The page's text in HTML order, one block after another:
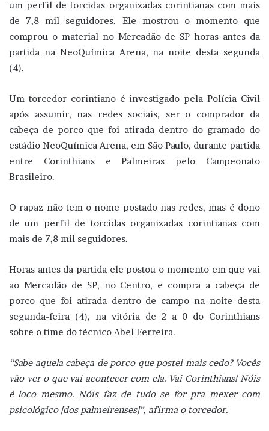
um perfil de torcidas organizadas corintianas com mais
de 7,8 mil seguidores. Ele mostrou o momento que
comprou o material no Mercadão de SP horas antes da
partida na NeoQuímica Arena, na noite desta segunda
(4).
Um torcedor corintiano é investigado pela Polícia Civil
após assumir, nas redes sociais, ser o comprador da
cabeça de porco que foi atirada dentro do gramado do
estádio NeoQuímica Arena, em São Paulo, durante partida
entre Corinthians e Palmeiras pelo Campeonato
Brasileiro.
O rapaz não tem o nome postado nas redes, mas é dono
de um perfil de torcidas organizadas corintianas com
mais de 7,8 mil seguidores.
Horas antes da partida ele postou o momento em que vai
ao Mercadão de SP, no Centro, e compra a cabeça de
porco que foi atirada dentro de campo na noite desta
segunda-feira (4), na vitória de 2 a 0 do Corinthians
sobre o time do técnico Abel Ferreira.
“Sabe aquela cabeça de porco que postei mais cedo? Vocês
vão ver o que vai acontecer com ela. Vai Corinthians! Nóis
é loco mesmo. Nóis faz de tudo se for pra mexer com
psicológico [dos palmeirenses]”, afirma o torcedor.